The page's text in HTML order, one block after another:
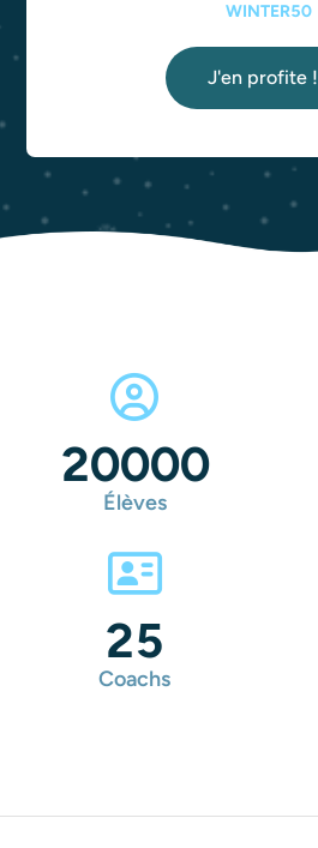
WINTER50
J'en profite !
20000
Élèves
25
Coachs